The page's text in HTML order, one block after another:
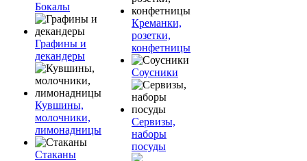
Бокалы
Графины и
декандеры
Кувшины,
молочники,
лимонадницы
Стаканы
Креманки,
розетки,
конфетницы
Соусники
Сервизы,
наборы
посуды